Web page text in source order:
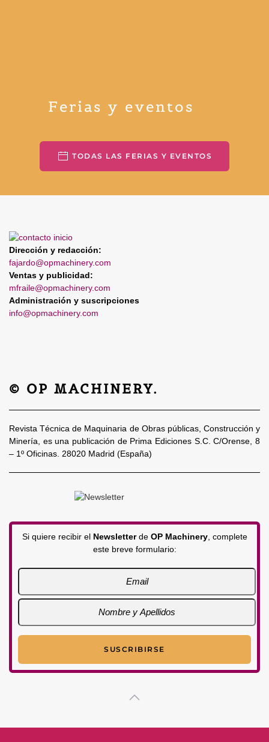
Ferias y eventos
TODAS LAS FERIAS Y EVENTOS
Dirección y redacción:
fajardo@opmachinery.com
Ventas y publicidad:
mfraile@opmachinery.com
Administración y suscripciones
info@opmachinery.com
© OP MACHINERY.
Revista Técnica de Maquinaria de Obras públicas, Construcción y
Minería, es una publicación de Prima Ediciones S.C. C/Orense, 8
– 1º Oficinas. 28020 Madrid (España)
Si quiere recibir el Newsletterde OP Machinery, complete
este breve formulario: